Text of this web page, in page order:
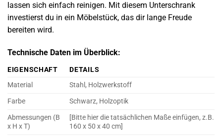
lassen sich einfach reinigen. Mit diesem Unterschrank
investierst du in ein Möbelstück, das dir lange Freude
bereiten wird.
Technische Daten im Überblick:
EIGENSCHAFT
DETAILS
Material
Stahl, Holzwerkstoff
Farbe
Schwarz, Holzoptik
Abmessungen (B
x H x T)
[Bitte hier die tatsächlichen Maße einfügen, z.B.
160 x 50 x 40 cm]